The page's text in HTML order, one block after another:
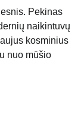
Pekinas
naikintuvų
kosminius
nuo mūšio